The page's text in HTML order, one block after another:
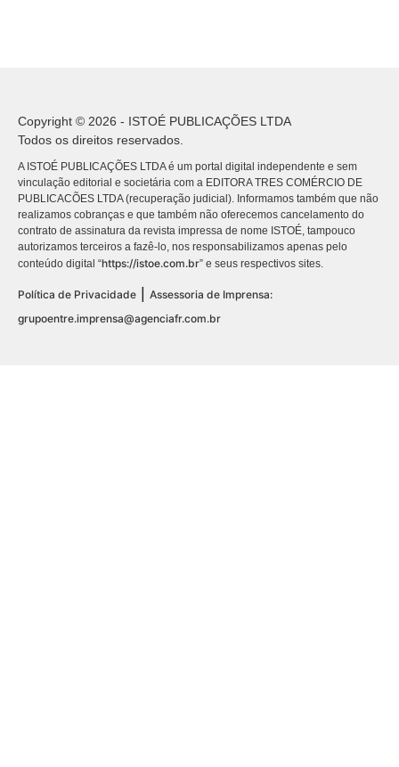
Copyright © 2026 - ISTOÉ PUBLICAÇÕES LTDA
Todos os direitos reservados.
A ISTOÉ PUBLICAÇÕES LTDA é um portal digital independente e sem
vinculação editorial e societária com a EDITORA TRES COMÉRCIO DE
PUBLICACÕES LTDA (recuperação judicial). Informamos também que não
realizamos cobranças e que também não oferecemos cancelamento do
contrato de assinatura da revista impressa de nome ISTOÉ, tampouco
autorizamos terceiros a fazê-lo, nos responsabilizamos apenas pelo
conteúdo digital “https://istoe.com.br” e seus respectivos sites.
Política de Privacidade | Assessoria de Imprensa:
grupoentre.imprensa@agenciafr.com.br